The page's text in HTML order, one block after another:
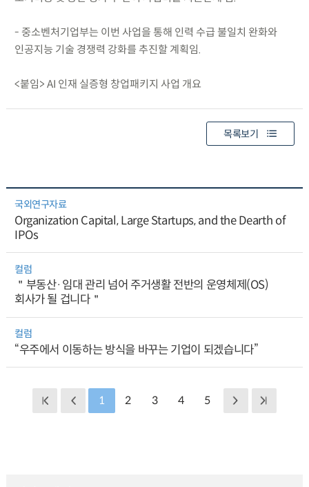
- 중소벤처기업부는 이번 사업을 통해 인력 수급 불일치 완화와
인공지능 기술 경쟁력 강화를 추진할 계획임.
<붙임> AI 인재 실증형 창업패키지 사업 개요
목록보기
국외연구자료
Organization Capital, Large Startups, and the Dearth of
IPOs
컬럼
＂부동산·임대 관리 넘어 주거생활 전반의 운영체제(OS)
회사가 될 겁니다＂
컬럼
“우주에서 이동하는 방식을 바꾸는 기업이 되겠습니다”
1 2 3 4 5